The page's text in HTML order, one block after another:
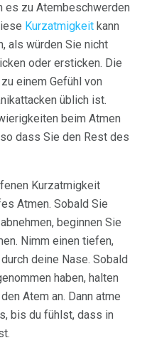
es zu Atembeschwerden
Kurzatmigkeit kann
als würden Sie nicht
oder ersticken. Die
einem Gefühl von
üblich ist.
beim Atmen
dass Sie den Rest des
Kurzatmigkeit
Atmen. Sobald Sie
beginnen Sie
Nimm einen tiefen,
deine Nase. Sobald
haben, halten
Atem an. Dann atme
bis du fühlst, dass in